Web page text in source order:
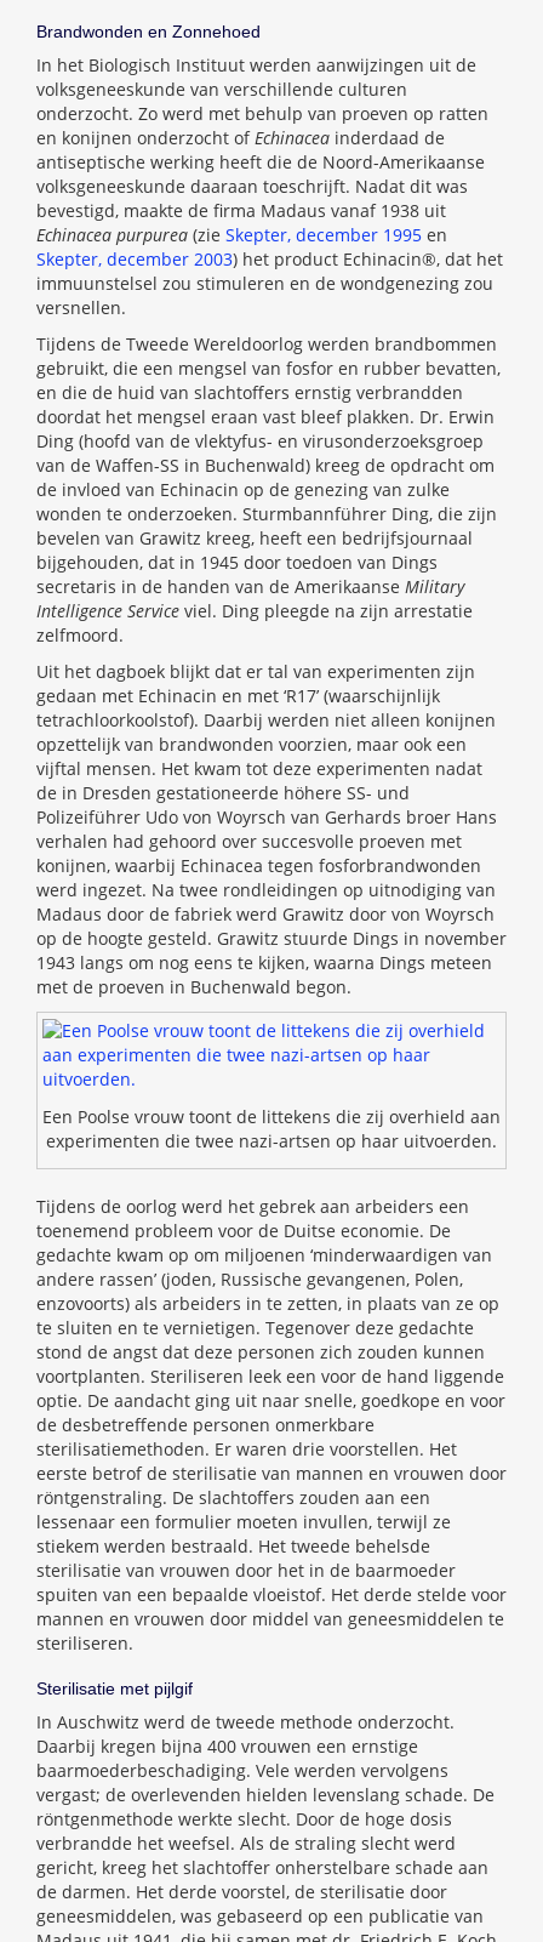
Brandwonden en Zonnehoed
In het Biologisch Instituut werden aanwijzingen uit de
volksgeneeskunde van verschillende culturen
onderzocht. Zo werd met behulp van proeven op ratten
en konijnen onderzocht ofEchinacea inderdaad de
antiseptische werking heeft die de Noord-Amerikaanse
volksgeneeskunde daaraan toeschrijft. Nadat dit was
bevestigd, maakte de firma Madaus vanaf 1938 uit
Echinacea purpurea (zie Skepter, december 1995 en
Skepter, december 2003) het product Echinacin®, dat het
immuunstelsel zou stimuleren en de wondgenezing zou
versnellen.
Tijdens de Tweede Wereldoorlog werden brandbommen
gebruikt, die een mengsel van fosfor en rubber bevatten,
en die de huid van slachtoffers ernstig verbrandden
doordat het mengsel eraan vast bleef plakken. Dr. Erwin
Ding (hoofd van de vlektyfus- en virusonderzoeksgroep
van de Waffen-SS in Buchenwald) kreeg de opdracht om
de invloed van Echinacin op de genezing van zulke
wonden te onderzoeken. Sturmbannführer Ding, die zijn
bevelen van Grawitz kreeg, heeft een bedrijfsjournaal
bijgehouden, dat in 1945 door toedoen van Dings
secretaris in de handen van de Amerikaanse Military
Intelligence Service viel. Ding pleegde na zijn arrestatie
zelfmoord.
Uit het dagboek blijkt dat er tal van experimenten zijn
gedaan met Echinacin en met ‘R17’ (waarschijnlijk
tetrachloorkoolstof). Daarbij werden niet alleen konijnen
opzettelijk van brandwonden voorzien, maar ook een
vijftal mensen. Het kwam tot deze experimenten nadat
de in Dresden gestationeerde höhere SS- und
Polizeiführer Udo von Woyrsch van Gerhards broer Hans
verhalen had gehoord over succesvolle proeven met
konijnen, waarbij Echinacea tegen fosforbrandwonden
werd ingezet. Na twee rondleidingen op uitnodiging van
Madaus door de fabriek werd Grawitz door von Woyrsch
op de hoogte gesteld. Grawitz stuurde Dings in november
1943 langs om nog eens te kijken, waarna Dings meteen
met de proeven in Buchenwald begon.
Een Poolse vrouw toont de littekens die zij overhield aan
experimenten die twee nazi-artsen op haar uitvoerden.
Tijdens de oorlog werd het gebrek aan arbeiders een
toenemend probleem voor de Duitse economie. De
gedachte kwam op om miljoenen ‘minderwaardigen van
andere rassen’ (joden, Russische gevangenen, Polen,
enzovoorts) als arbeiders in te zetten, in plaats van ze op
te sluiten en te vernietigen. Tegenover deze gedachte
stond de angst dat deze personen zich zouden kunnen
voortplanten. Steriliseren leek een voor de hand liggende
optie. De aandacht ging uit naar snelle, goedkope en voor
de desbetreffende personen onmerkbare
sterilisatiemethoden. Er waren drie voorstellen. Het
eerste betrof de sterilisatie van mannen en vrouwen door
röntgenstraling. De slachtoffers zouden aan een
lessenaar een formulier moeten invullen, terwijl ze
stiekem werden bestraald. Het tweede behelsde
sterilisatie van vrouwen door het in de baarmoeder
spuiten van een bepaalde vloeistof. Het derde stelde voor
mannen en vrouwen door middel van geneesmiddelen te
steriliseren.
Sterilisatie met pijlgif
In Auschwitz werd de tweede methode onderzocht.
Daarbij kregen bijna 400 vrouwen een ernstige
baarmoederbeschadiging. Vele werden vervolgens
vergast; de overlevenden hielden levenslang schade. De
röntgenmethode werkte slecht. Door de hoge dosis
verbrandde het weefsel. Als de straling slecht werd
gericht, kreeg het slachtoffer onherstelbare schade aan
de darmen. Het derde voorstel, de sterilisatie door
geneesmiddelen, was gebaseerd op een publicatie van